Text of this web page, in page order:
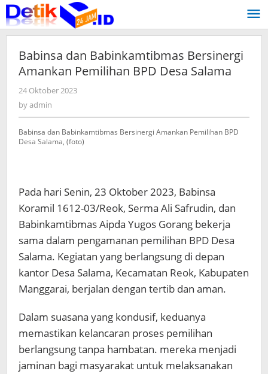
Skip
to
content
Babinsa dan Babinkamtibmas Bersinergi
Amankan Pemilihan BPD Desa Salama
24 Oktober 2023
byadmin
Babinsa dan Babinkamtibmas Bersinergi Amankan Pemilihan BPD
Desa Salama, (foto)
Pada hari Senin, 23 Oktober 2023, Babinsa
Koramil 1612-03/Reok, Serma Ali Safrudin, dan
Babinkamtibmas Aipda Yugos Gorang bekerja
sama dalam pengamanan pemilihan BPD Desa
Salama. Kegiatan yang berlangsung di depan
kantor Desa Salama, Kecamatan Reok, Kabupaten
Manggarai, berjalan dengan tertib dan aman.
Dalam suasana yang kondusif, keduanya
memastikan kelancaran proses pemilihan
berlangsung tanpa hambatan. mereka menjadi
jaminan bagi masyarakat untuk melaksanakan